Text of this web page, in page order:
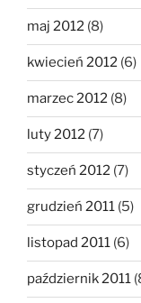
maj 2012 (8)
kwiecień 2012 (6)
marzec 2012 (8)
luty 2012 (7)
styczeń 2012 (7)
grudzień 2011 (5)
listopad 2011 (6)
październik 2011